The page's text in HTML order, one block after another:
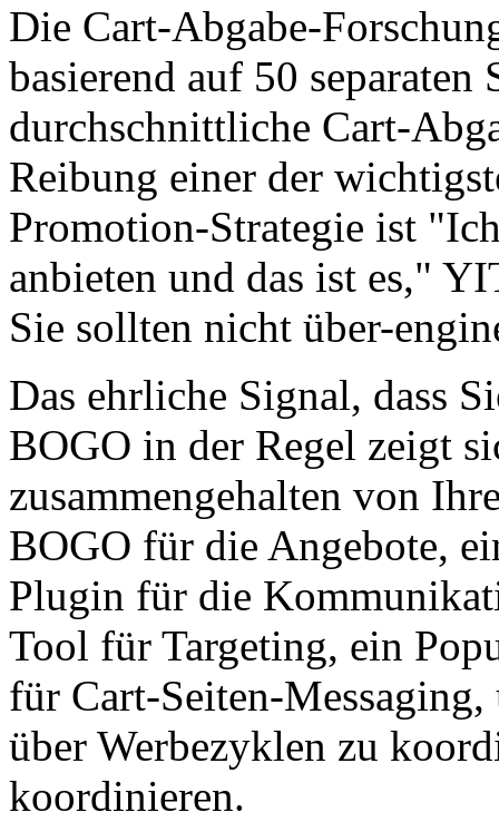
Die Cart-Abgabe-
basierend auf 50 separaten
durchschnittliche Cart-
Reibung einer der
Promotion-Strategie ist
anbieten und das ist es,"
Sie sollten nicht über-
Das ehrliche Signal, dass
BOGO in der Regel zeigt
zusammengehalten von
BOGO für die Angebote,
Plugin für die
Tool für Targeting, ein
für Cart-Seiten-Messaging,
über Werbezyklen zu
koordinieren.